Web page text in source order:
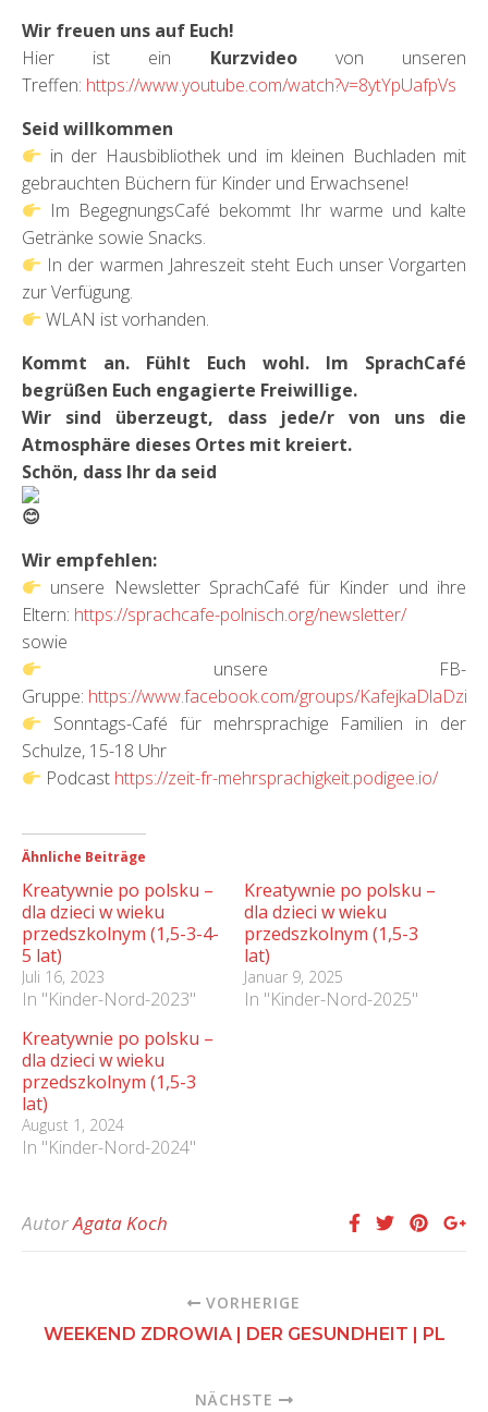
Wir freuen uns auf Euch!
Hier ist ein Kurzvideo von unseren
Treffen: https://www.youtube.com/watch?v=8ytYpUafpVs
Seid willkommen
in der Hausbibliothek und im kleinen Buchladen mit
gebrauchten Büchern für Kinder und Erwachsene!
Im BegegnungsCafé bekommt Ihr warme und kalte
Getränke sowie Snacks.
In der warmen Jahreszeit steht Euch unser Vorgarten
zur Verfügung.
WLAN ist vorhanden.
Kommt an. Fühlt Euch wohl. Im SprachCafé
begrüßen Euch engagierte Freiwillige.
Wir sind überzeugt, dass jede/r von uns die
Atmosphäre dieses Ortes mit kreiert.
Schön, dass Ihr da seid
Wir empfehlen:
unsere Newsletter SprachCafé für Kinder und ihre
Eltern: https://sprachcafe-polnisch.org/newsletter/
sowie
unsere FB-
Gruppe: https://www.facebook.com/groups/KafejkaDlaDzieci
Sonntags-Café für mehrsprachige Familien in der
Schulze, 15-18 Uhr
Podcast https://zeit-fr-mehrsprachigkeit.podigee.io/
Ähnliche Beiträge
Kreatywnie po polsku –
dla dzieci w wieku
przedszkolnym (1,5-3-4-
5 lat)
Juli 16, 2023
In "Kinder-Nord-2023"
Kreatywnie po polsku –
dla dzieci w wieku
przedszkolnym (1,5-3
lat)
Januar 9, 2025
In "Kinder-Nord-2025"
Kreatywnie po polsku –
dla dzieci w wieku
przedszkolnym (1,5-3
lat)
August 1, 2024
In "Kinder-Nord-2024"
AutorAgata Koch
VORHERIGE
WEEKEND ZDROWIA | DER GESUNDHEIT | PL
NÄCHSTE